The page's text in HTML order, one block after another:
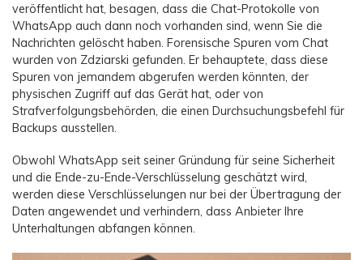
veröffentlicht hat, besagen, dass die Chat-Protokolle von
WhatsApp auch dann noch vorhanden sind, wenn Sie die
Nachrichten gelöscht haben. Forensische Spuren vom Chat
wurden von Zdziarski gefunden. Er behauptete, dass diese
Spuren von jemandem abgerufen werden könnten, der
physischen Zugriff auf das Gerät hat, oder von
Strafverfolgungsbehörden, die einen Durchsuchungsbefehl für
Backups ausstellen.
Obwohl WhatsApp seit seiner Gründung für seine Sicherheit
und die Ende-zu-Ende-Verschlüsselung geschätzt wird,
werden diese Verschlüsselungen nur bei der Übertragung der
Daten angewendet und verhindern, dass Anbieter Ihre
Unterhaltungen abfangen können.